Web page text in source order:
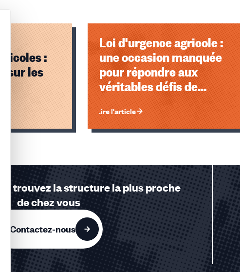
Masquer le bandeau des cookies
:
sur les
Loi d'urgence agricole :
une occasion manquée
pour répondre aux
véritables défis de
l'agriculture et de
l'alimentation
Lire l'article
trouvez la structure la plus proche
de chez vous
Contactez-nous